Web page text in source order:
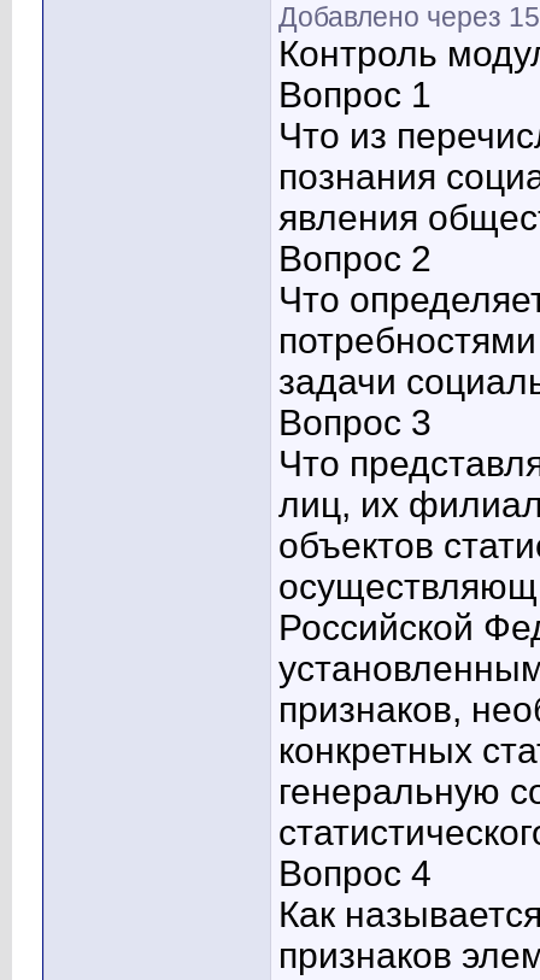
Добавлено через
Контроль
Вопрос 1
Что из
познания
явления
Вопрос 2
Что
задачи
Вопрос 3
Что
лиц, их
объектов
Российской
признаков,
конкретных
генеральную
Вопрос 4
Как
признаков